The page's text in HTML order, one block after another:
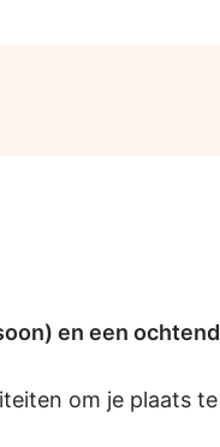
en een ochtend
om je plaats te